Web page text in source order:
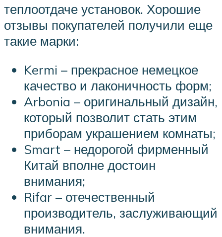
теплоотдаче установок. Хорошие
отзывы покупателей получили еще
такие марки:
Kermi – прекрасное немецкое
качество и лаконичность форм;
Arbonia – оригинальный дизайн,
который позволит стать этим
приборам украшением комнаты;
Smart – недорогой фирменный
Китай вполне достоин
внимания;
Rifar – отечественный
производитель, заслуживающий
внимания.